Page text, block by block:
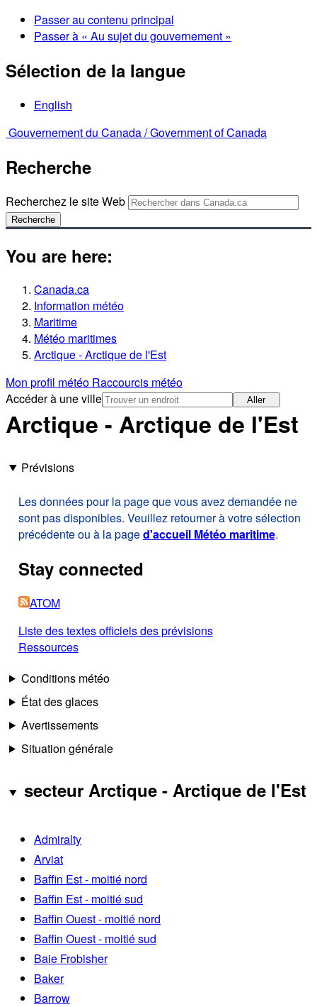
Passer au contenu principal
Passer à « Au sujet du gouvernement »
Sélection de la langue
English
Gouvernement du Canada /Government of Canada
Recherche
Recherchez le site Web
Recherche
You are here:
Canada.ca
Information météo
Maritime
Météo maritimes
Arctique - Arctique de l'Est
Mon profil météo Raccourcis météo
Accéder à une ville
Aller
Arctique - Arctique de l'Est
Prévisions
Les données pour la page que vous avez demandée ne
sont pas disponibles. Veuillez retourner à votre sélection
précédente ou à la paged'accueil Météo maritime.
Stay connected
ATOM
Liste des textes officiels des prévisions
Ressources
Conditions météo
État des glaces
Avertissements
Situation générale
secteur Arctique - Arctique de l'Est
Admiralty
Arviat
Baffin Est - moitié nord
Baffin Est - moitié sud
Baffin Ouest - moitié nord
Baffin Ouest - moitié sud
Baie Frobisher
Baker
Barrow